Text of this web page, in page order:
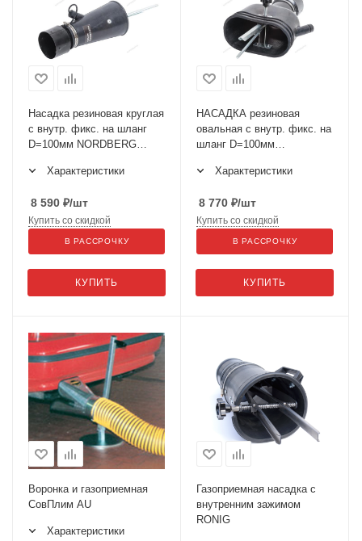
Насадка резиновая круглая
с внутр. фикс. на шланг
D=100мм NORDBERG
Характеристики
8 590 ₽/шт
КУПИТЬ
Купить со скидкой
В РАССРОЧКУ
НАСАДКА резиновая
овальная с внутр. фикс. на
шланг D=100мм
Характеристики
8 770 ₽/шт
КУПИТЬ
Купить со скидкой
В РАССРОЧКУ
Воронка и газоприемная
СовПлим AU
Характеристики
Газоприемная насадка с
внутренним зажимом
RONIG